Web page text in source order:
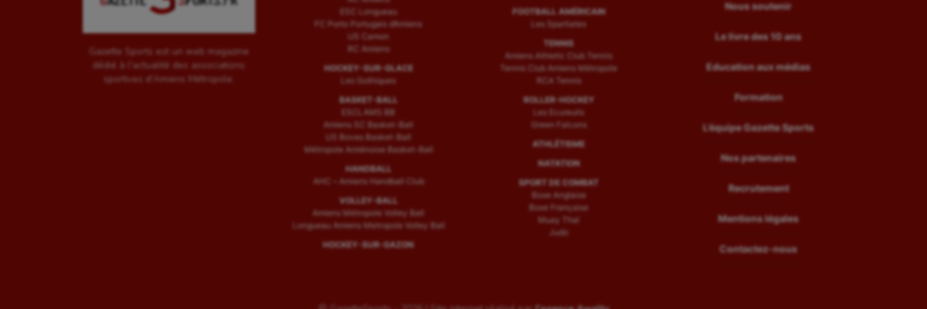
Gazette Sports est un web magazine
dédié à l'actualité des associations
sportives d'Amiens Métropole.
ESC Longueau
FC Porto Portugais d’Amiens
US Camon
RC Amiens
HOCKEY-SUR-GLACE
Les Gothiques
BASKET-BALL
ESCLAMS BB
Amiens SC Basket-Ball
US Boves Basket-Ball
Métropole Amiénoise Basket-Ball
HANDBALL
AHC – Amiens Handball Club
VOLLEY-BALL
Amiens Métropole Volley Ball
Longueau Amiens Metropole Volley Ball
HOCKEY-SUR-GAZON
FOOTBALL AMÉRICAIN
Les Spartiates
TENNIS
Amiens Athletic Club Tennis
Tennis Club Amiens Métropole
RCA Tennis
ROLLER-HOCKEY
Les Ecureuils
Green Falcons
ATHLÉTISME
NATATION
SPORT DE COMBAT
Boxe Anglaise
Boxe Française
Muay Thaï
Judo
Nous soutenir
Le livre des 10 ans
Education aux médias
Formation
L’équipe Gazette Sports
Nos partenaires
Recrutement
Mentions légales
Contactez-nous